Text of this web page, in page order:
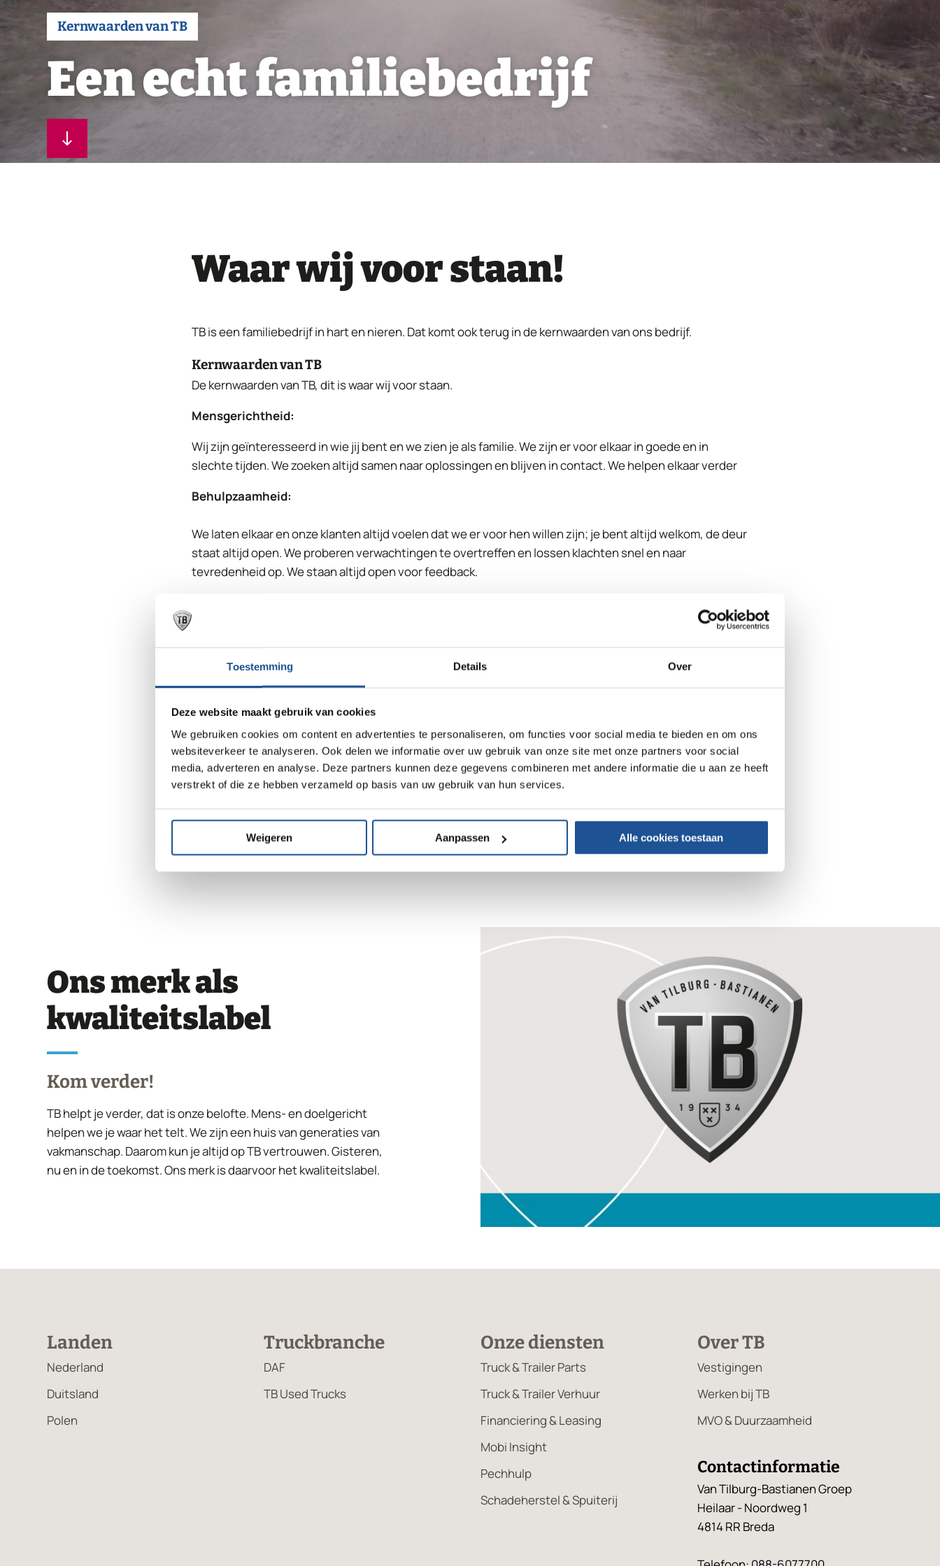
Toestemming Details Over
Deze website maakt gebruik van cookies
We gebruiken cookies om content en advertenties te personaliseren, om functies voor social media te bieden en om ons
websiteverkeer te analyseren. Ook delen we informatie over uw gebruik van onze site met onze partners voor social
media, adverteren en analyse. Deze partners kunnen deze gegevens combineren met andere informatie die u aan ze heeft
verstrekt of die ze hebben verzameld op basis van uw gebruik van hun services.
Weigeren Aanpassen Alle cookies toestaan
Kernwaarden van TB
Een echt familiebedrijf
Waar wij voor staan!
TB is een familiebedrijf in hart en nieren. Dat komt ook terug in de kernwaarden van ons bedrijf.
Kernwaarden van TB
De kernwaarden van TB, dit is waar wij voor staan.
Mensgerichtheid:
Wij zijn geïnteresseerd in wie jij bent en we zien je als familie. We zijn er voor elkaar in goede en in
slechte tijden. We zoeken altijd samen naar oplossingen en blijven in contact. We helpen elkaar verder
Behulpzaamheid:
We laten elkaar en onze klanten altijd voelen dat we er voor hen willen zijn; je bent altijd welkom, de deur
staat altijd open. We proberen verwachtingen te overtreffen en lossen klachten snel en naar
tevredenheid op. We staan altijd open voor feedback.
zorgen dat de doelen die we onszelf gesteld hebben, halen.
Vakmanschap:
We werken met vakmensen/ professionals die zich continue verder ontwikkelen. We investeren
continue in elkaar en in de benodigde gereedschappen.
Betrouwbaarheid:
We doen wat we beloven en we kunnen op elkaar bouwen. We zijn transparant in wat we doen en
spreken alleen met elkaar en niet over elkaar.
Ons merk als
kwaliteitslabel
Kom verder!
TB helpt je verder, dat is onze belofte. Mens- en doelgericht
helpen we je waar het telt. We zijn een huis van generaties van
vakmanschap. Daarom kun je altijd op TB vertrouwen. Gisteren,
nu en in de toekomst. Ons merk is daarvoor het kwaliteitslabel.
Landen
Nederland
Duitsland
Polen
Truckbranche
DAF
TB Used Trucks
Onze diensten
Truck & Trailer Parts
Truck & Trailer Verhuur
Financiering & Leasing
Mobi Insight
Pechhulp
Schadeherstel & Spuiterij
Over TB
Vestigingen
Werken bij TB
MVO & Duurzaamheid
Contactinformatie
Van Tilburg-Bastianen Groep
Heilaar - Noordweg 1
4814 RR Breda